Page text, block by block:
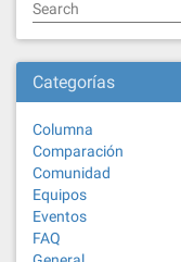
Search
Categorías
Columna
Comparación
Comunidad
Equipos
Eventos
FAQ